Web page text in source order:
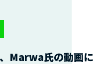
Marwa氏の動画に